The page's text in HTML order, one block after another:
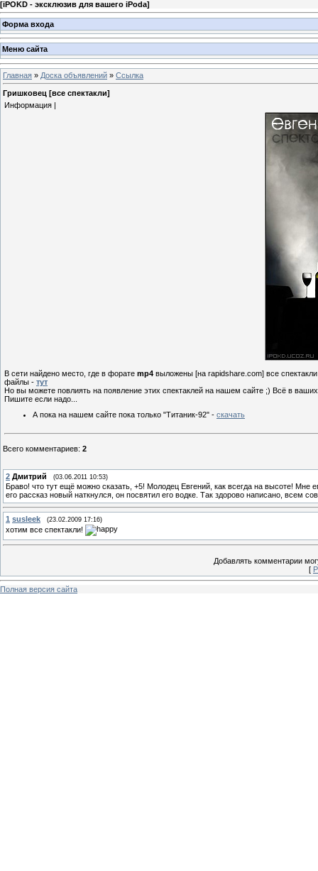
[iPOKD - эксклюзив для вашего iPoda]
Форма входа
Меню сайта
Главная » Доска объявлений » Ссылка
Гришковец [все спектакли]
Информация |
В сети найдено место, где в форате mp4 выложены [на rapidshare.com] все
файлы - тут
Но вы можете повлиять на появление этих спектаклей на нашем сайте ;) Всё в
Пишите если надо...
А пока на нашем сайте пока только "Титаник-92" - скачать
Всего комментариев: 2
2 Дмитрий (03.06.2011 10:53)
Браво! что тут ещё можно сказать, +5! Молодец Евгений, как всегда на высоте! Мне
его рассказ новый наткнулся, он посвятил его водке. Так здорово написано, всем
1 susleek (23.02.2009 17:16)
хотим все спектакли!
Добавлять комментарии
[
Полная версия сайта